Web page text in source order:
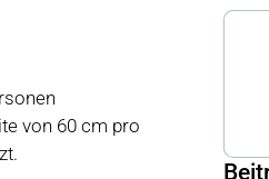
von 60 cm pro